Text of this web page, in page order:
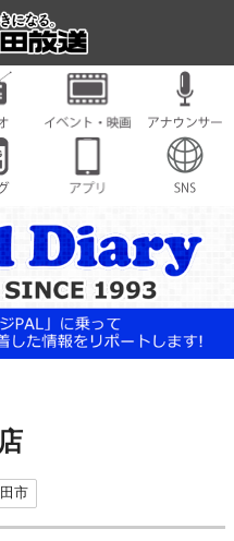
市